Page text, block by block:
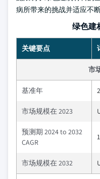
病所带来的挑战并适应不
绿色建
关键要点
市
基准年
市场规模在 2023
预测期 2024 to 2032
CAGR
市场规模在 2032